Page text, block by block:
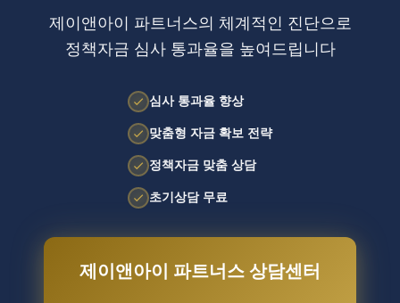
제이앤아이 파트너스의 체계적인 진단으로
정책자금 심사 통과율을 높여드립니다
심사 통과율 향상
맞춤형 자금 확보 전략
정책자금 맞춤 상담
초기상담 무료
제이앤아이 파트너스 상담센터